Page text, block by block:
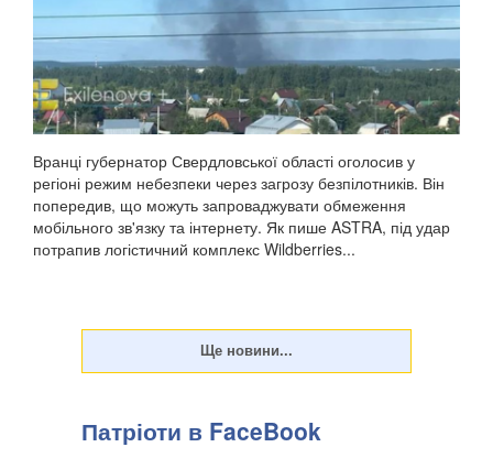
Вранці губернатор Свердловської області оголосив у
регіоні режим небезпеки через загрозу безпілотників. Він
попередив, що можуть запроваджувати обмеження
мобільного зв'язку та інтернету. Як пише ASTRA, під удар
потрапив логістичний комплекс Wildberries...
Патріоти в FaceBook